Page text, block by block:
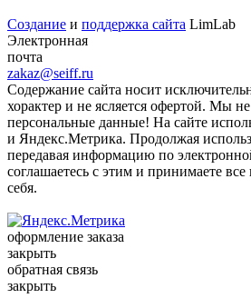
Создание и поддержка сайта LimLab
Электронная
почта
zakaz@seiff.ru
Содержание сайта носит
хорактер и не ясляется офертой. Мы
персональные данные! На сайте
и Яндекс.Метрика. Продолжая
передавая информацию по
соглашаетесь с этим и принимаете
себя.
оформление заказа
закрыть
обратная связь
закрыть